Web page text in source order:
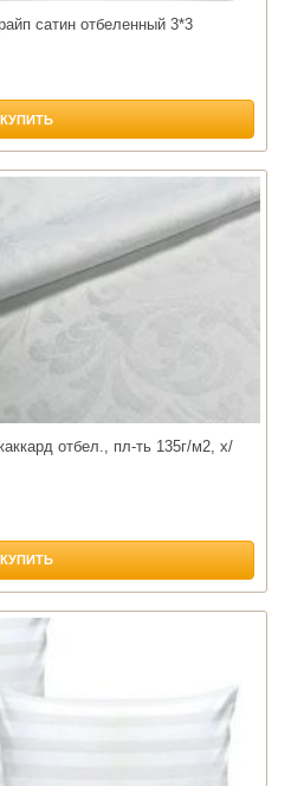
сатин отбеленный 3*3
КУПИТЬ
отбел., пл-ть 135г/м2, х/
КУПИТЬ